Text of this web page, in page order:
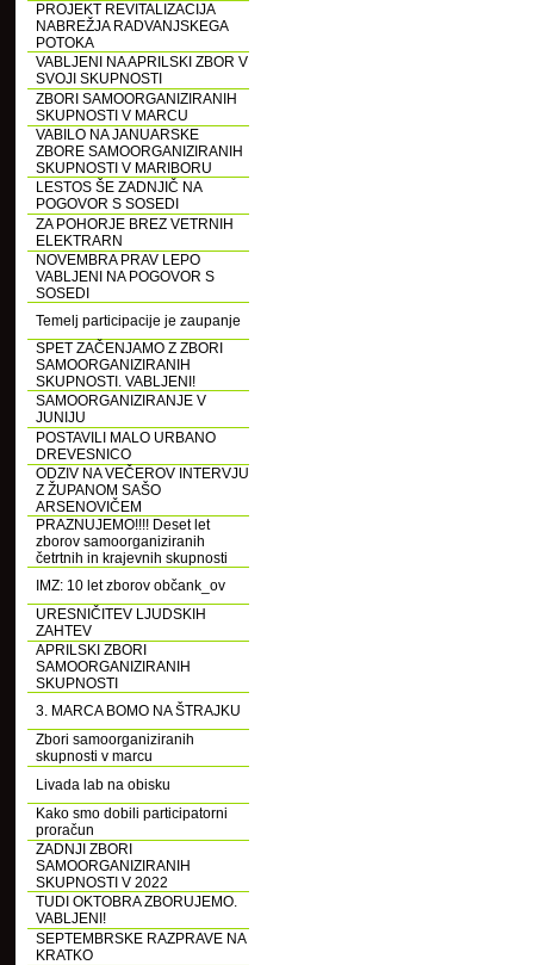
PROJEKT REVITALIZACIJA
NABREŽJA RADVANJSKEGA
POTOKA
VABLJENI NA APRILSKI ZBOR V
SVOJI SKUPNOSTI
ZBORI SAMOORGANIZIRANIH
SKUPNOSTI V MARCU
VABILO NA JANUARSKE
ZBORE SAMOORGANIZIRANIH
SKUPNOSTI V MARIBORU
LESTOS ŠE ZADNJIČ NA
POGOVOR S SOSEDI
ZA POHORJE BREZ VETRNIH
ELEKTRARN
NOVEMBRA PRAV LEPO
VABLJENI NA POGOVOR S
SOSEDI
Temelj participacije je zaupanje
SPET ZAČENJAMO Z ZBORI
SAMOORGANIZIRANIH
SKUPNOSTI. VABLJENI!
SAMOORGANIZIRANJE V
JUNIJU
POSTAVILI MALO URBANO
DREVESNICO
ODZIV NA VEČEROV INTERVJU
Z ŽUPANOM SAŠO
ARSENOVIČEM
PRAZNUJEMO!!!! Deset let
zborov samoorganiziranih
četrtnih in krajevnih skupnosti
IMZ: 10 let zborov občank_ov
URESNIČITEV LJUDSKIH
ZAHTEV
APRILSKI ZBORI
SAMOORGANIZIRANIH
SKUPNOSTI
3. MARCA BOMO NA ŠTRAJKU
Zbori samoorganiziranih
skupnosti v marcu
Livada lab na obisku
Kako smo dobili participatorni
proračun
ZADNJI ZBORI
SAMOORGANIZIRANIH
SKUPNOSTI V 2022
TUDI OKTOBRA ZBORUJEMO.
VABLJENI!
SEPTEMBRSKE RAZPRAVE NA
KRATKO